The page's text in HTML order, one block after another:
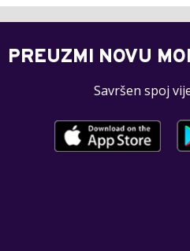
PREUZMI NOVU
Savršen spoj